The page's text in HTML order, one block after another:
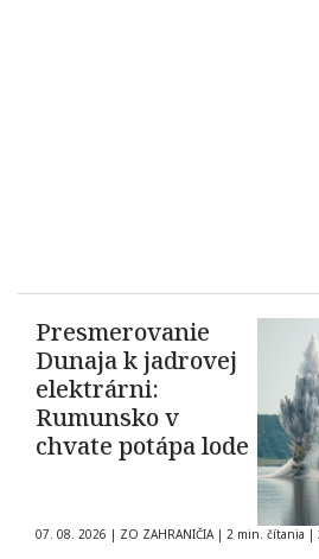
Presmerovanie
Dunaja k jadrovej
elektrárni:
Rumunsko v
chvate potápa lode
07. 08. 2026 | ZO ZAHRANIČIA | 2 min. čítania |